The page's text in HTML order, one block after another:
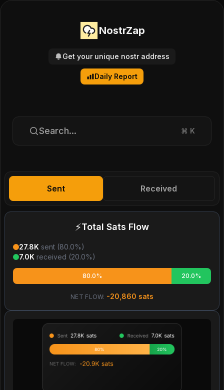
NostrZap
Get your unique nostr address
Daily Report
Search... ⌘ K
Sent Received
⚡Total Sats Flow
27.8K sent (80.0%)
7.0K received (20.0%)
80.0% 20.0%
NET FLOW: -20,860 sats